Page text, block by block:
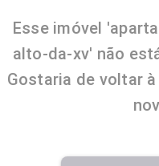
Esse imóvel
alto-da-xv' não
Gostaria de voltar